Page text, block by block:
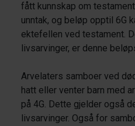
fått kunnskap om
unntak, og beløp opptil 6G
ektefellen ved testament.
livsarvinger, er denne
Arvelaters samboer ved
hatt eller venter barn med
på 4G. Dette gjelder også
livsarvinger. Også for